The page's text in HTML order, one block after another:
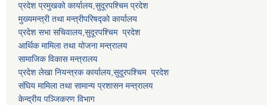
प्रदेश प्रमुखको कार्यालय,सुदूरपश्चिमप्रदेश
मुख्यमन्त्री तथा मन्त्रीपरिषद्को कार्यालय
प्रदेश सभा सचिवालय,सुदूरपश्चिम प्रदेश
आर्थिक मामिला तथा योजना मन्त्रालय
सामाजिक विकास मन्त्रालय
प्रदेश लेखा नियन्त्रक कार्यालय,सुदूरपश्चिम प्रदेश
संघिय मामिला तथा सामान्य प्रशासन मन्त्रालय
केन्द्रीय पञ्जिकरण विभाग